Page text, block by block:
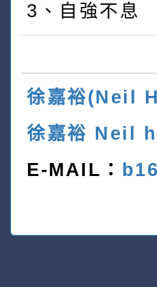
3、自強不息
徐嘉裕(Neil
徐嘉裕 Neil
E-MAIL：